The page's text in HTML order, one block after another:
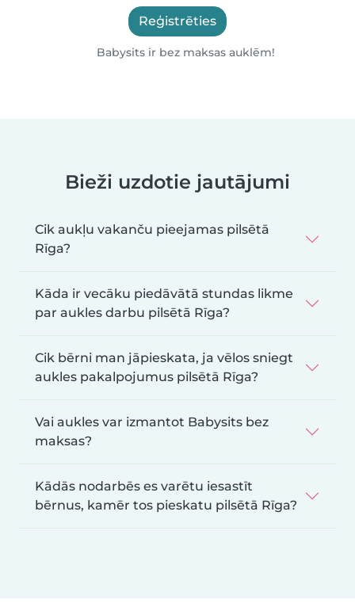
Reģistrēties
Babysits ir bez maksas auklēm!
Bieži uzdotie jautājumi
Cik aukļu vakanču pieejamas pilsētā
Rīga?
Kāda ir vecāku piedāvātā stundas likme
par aukles darbu pilsētā Rīga?
Cik bērni man jāpieskata, ja vēlos sniegt
aukles pakalpojumus pilsētā Rīga?
Vai aukles var izmantot Babysits bez
maksas?
Kādās nodarbēs es varētu iesastīt
bērnus, kamēr tos pieskatu pilsētā Rīga?